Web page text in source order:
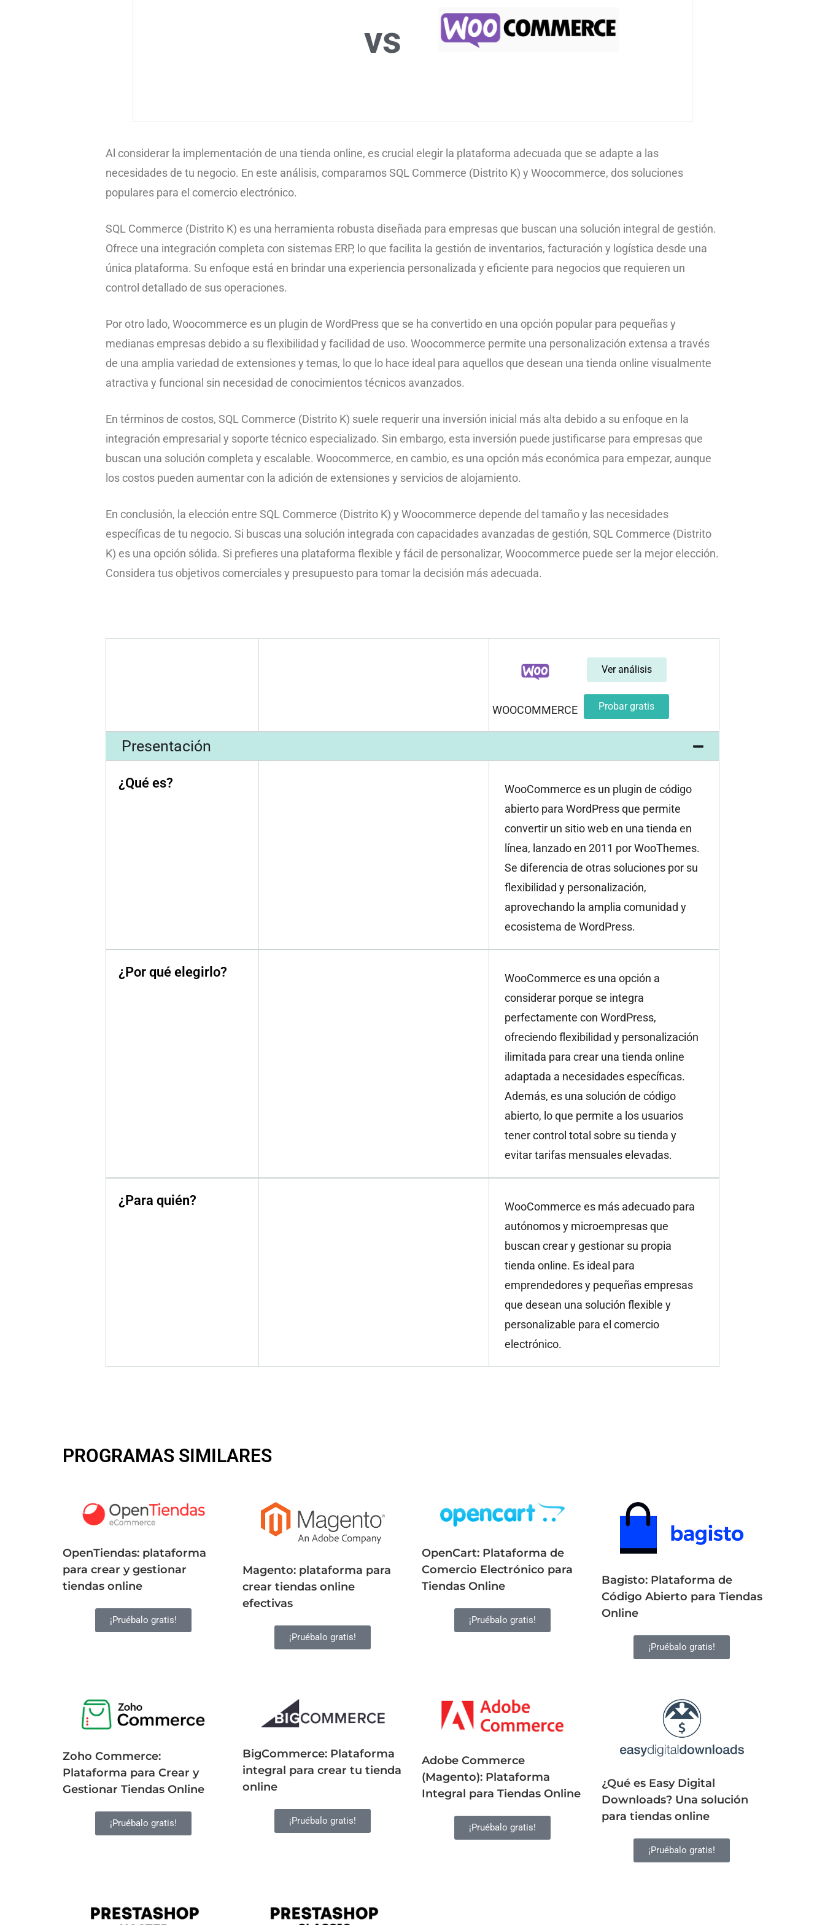
vs
Al considerar la implementación de una tienda online, es crucial elegir la plataforma adecuada que se adapte a las
necesidades de tu negocio. En este análisis, comparamos SQL Commerce (Distrito K) y Woocommerce, dos soluciones
populares para el comercio electrónico.
SQL Commerce (Distrito K) es una herramienta robusta diseñada para empresas que buscan una solución integral de gestión.
Ofrece una integración completa con sistemas ERP, lo que facilita la gestión de inventarios, facturación y logística desde una
única plataforma. Su enfoque está en brindar una experiencia personalizada y eficiente para negocios que requieren un
control detallado de sus operaciones.
Por otro lado, Woocommerce es un plugin de WordPress que se ha convertido en una opción popular para pequeñas y
medianas empresas debido a su flexibilidad y facilidad de uso. Woocommerce permite una personalización extensa a través
de una amplia variedad de extensiones y temas, lo que lo hace ideal para aquellos que desean una tienda online visualmente
atractiva y funcional sin necesidad de conocimientos técnicos avanzados.
En términos de costos, SQL Commerce (Distrito K) suele requerir una inversión inicial más alta debido a su enfoque en la
integración empresarial y soporte técnico especializado. Sin embargo, esta inversión puede justificarse para empresas que
buscan una solución completa y escalable. Woocommerce, en cambio, es una opción más económica para empezar, aunque
los costos pueden aumentar con la adición de extensiones y servicios de alojamiento.
En conclusión, la elección entre SQL Commerce (Distrito K) y Woocommerce depende del tamaño y las necesidades
específicas de tu negocio. Si buscas una solución integrada con capacidades avanzadas de gestión, SQL Commerce (Distrito
K) es una opción sólida. Si prefieres una plataforma flexible y fácil de personalizar, Woocommerce puede ser la mejor elección.
Considera tus objetivos comerciales y presupuesto para tomar la decisión más adecuada.
WOOCOMMERCE
Ver análisis
Probar gratis
Presentación
¿Qué es?
WooCommerce es un plugin de código
abierto para WordPress que permite
convertir un sitio web en una tienda en
línea, lanzado en 2011 por WooThemes.
Se diferencia de otras soluciones por su
flexibilidad y personalización,
aprovechando la amplia comunidad y
ecosistema de WordPress.
¿Por qué elegirlo?
WooCommerce es una opción a
considerar porque se integra
perfectamente con WordPress,
ofreciendo flexibilidad y personalización
ilimitada para crear una tienda online
adaptada a necesidades específicas.
Además, es una solución de código
abierto, lo que permite a los usuarios
tener control total sobre su tienda y
evitar tarifas mensuales elevadas.
¿Para quién?
WooCommerce es más adecuado para
autónomos y microempresas que
buscan crear y gestionar su propia
tienda online. Es ideal para
emprendedores y pequeñas empresas
que desean una solución flexible y
personalizable para el comercio
electrónico.
PROGRAMAS SIMILARES
OpenTiendas: plataforma
para crear y gestionar
tiendas online
¡Pruébalo gratis!
Magento: plataforma para
crear tiendas online
efectivas
¡Pruébalo gratis!
OpenCart: Plataforma de
Comercio Electrónico para
Tiendas Online
¡Pruébalo gratis!
Bagisto: Plataforma de
Código Abierto para Tiendas
Online
¡Pruébalo gratis!
Zoho Commerce:
Plataforma para Crear y
Gestionar Tiendas Online
¡Pruébalo gratis!
BigCommerce: Plataforma
integral para crear tu tienda
online
¡Pruébalo gratis!
Adobe Commerce
(Magento): Plataforma
Integral para Tiendas Online
¡Pruébalo gratis!
¿Qué es Easy Digital
Downloads? Una solución
para tiendas online
¡Pruébalo gratis!